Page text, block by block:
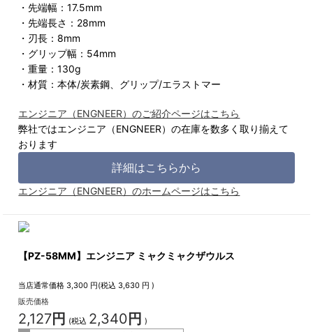
・先端幅：17.5mm
・先端長さ：28mm
・刃長：8mm
・グリップ幅：54mm
・重量：130g
・材質：本体/炭素鋼、グリップ/エラストマー
エンジニア（ENGNEER）のご紹介ページはこちら
弊社ではエンジニア（ENGNEER）の在庫を数多く取り揃えて
おります
詳細はこちらから
エンジニア（ENGNEER）のホームページはこちら
【PZ-58MM】エンジニア ミャクミャクザウルス
当店通常価格 3,300 円(税込 3,630 円 )
販売価格
2,127円 (税込 2,340 円 )